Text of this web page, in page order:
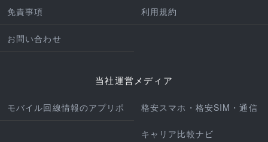
免責事項 利用規約
お問い合わせ
当社運営メディア
モバイル回線情報のアプリポ 格安スマホ・格安SIM・通信
キャリア比較ナビ